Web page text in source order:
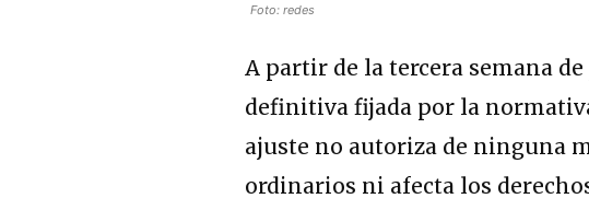
Foto: redes
A partir de la tercera semana
definitiva fijada por la
ajuste no autoriza de ninguna
ordinarios ni afecta los